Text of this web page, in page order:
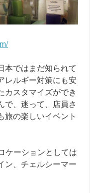
本ではまだ知られて
レルギー対策にも安
カスタマイズができ
で、迷って、店員さ
旅の楽しいイベント
ケーションとしては
ン、チェルシーマー